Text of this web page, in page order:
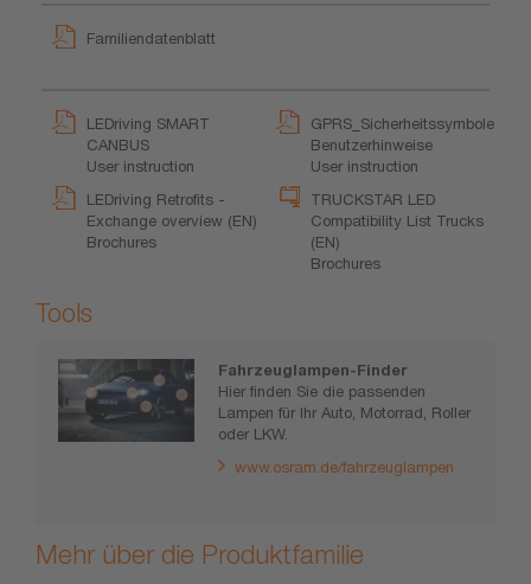
Familiendatenblatt
LEDriving SMART
CANBUS
User instruction
GPRS_Sicherheitssymbole
Benutzerhinweise
User instruction
LEDriving Retrofits -
Exchange overview (EN)
Brochures
TRUCKSTAR LED
Compatibility List Trucks
(EN)
Brochures
Tools
Fahrzeuglampen-Finder
Hier finden Sie die passenden
Lampen für Ihr Auto, Motorrad, Roller
oder LKW.
www.osram.de/fahrzeuglampen
Mehr über die Produktfamilie